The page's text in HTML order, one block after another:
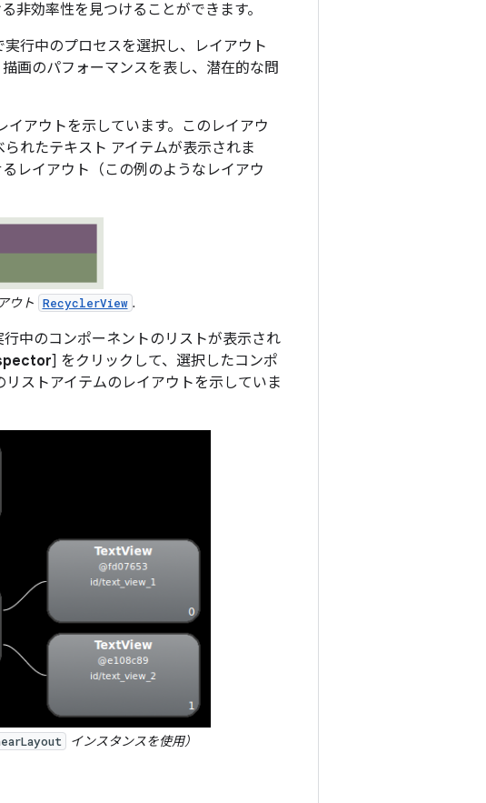
非効率性を見つけることができます。
行中のプロセスを選択し、レイアウト
画のパフォーマンスを表し、潜在的な問
イアウトを示しています。このレイアウ
れたテキスト アイテムが表示されま
レイアウト（この例のようなレイアウ
ウト RecyclerView .
中のコンポーネントのリストが表示され
] をクリックして、選択したコンポ
ストアイテムのレイアウトを示していま
インスタンスを使用）